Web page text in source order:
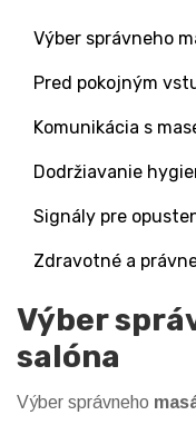
Výber správneho
Pred pokojným
Komunikácia s
Dodržiavanie
Signály pre
Zdravotné a
Výber
salóna
Výber správneho